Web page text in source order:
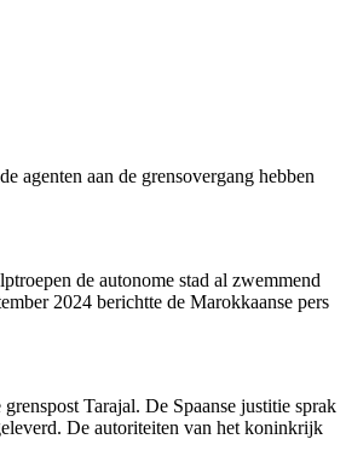
agenten aan de grensovergang hebben
de autonome stad al zwemmend
2024 berichtte de Marokkaanse pers
Tarajal. De Spaanse justitie sprak
De autoriteiten van het koninkrijk